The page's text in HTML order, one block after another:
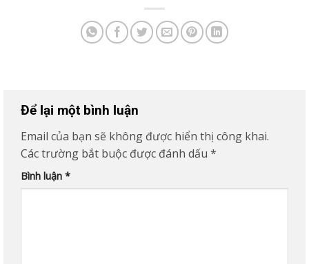
Để lại một bình luận
Email của bạn sẽ không được hiển thị công khai.
Các trường bắt buộc được đánh dấu *
Bình luận *